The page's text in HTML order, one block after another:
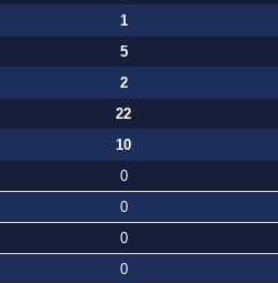
1
5
2
22
10
0
0
0
0